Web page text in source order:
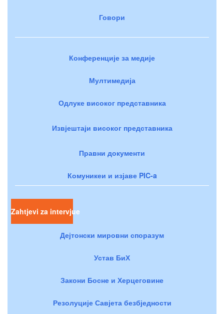
Говори
Конференције за медије
Мултимедија
Одлуке високог представника
Извјештаји високог представника
Правни документи
Комуникеи и изјаве PIC-a
Zahtjevi za intervjue
Дејтонски мировни споразум
Устав БиХ
Закони Босне и Херцеговине
Резолуције Савјета безбједности